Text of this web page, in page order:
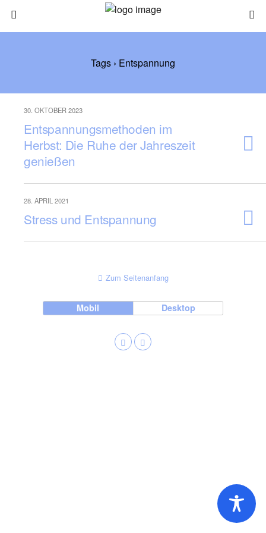
Tags › Entspannung
30. OKTOBER 2023
Entspannungsmethoden im
Herbst: Die Ruhe der Jahreszeit
genießen
28. APRIL 2021
Stress und Entspannung
Zum Seitenanfang
Mobil Desktop